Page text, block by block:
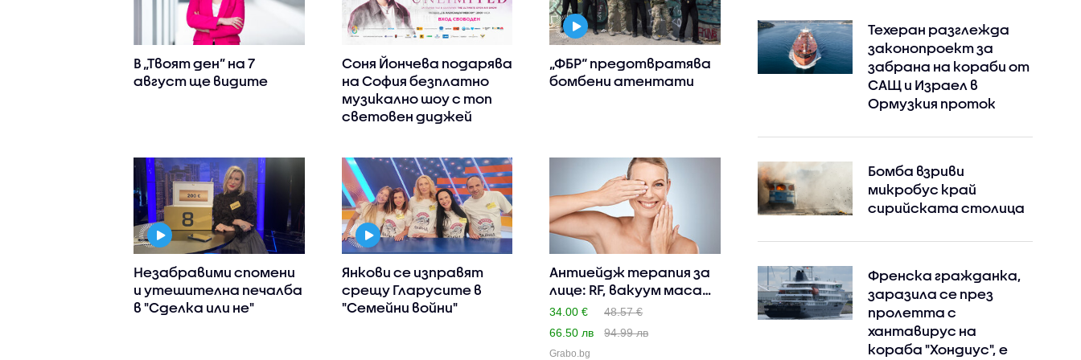
В „Твоят ден” на 7
август ще видите
Соня Йончева подарява
на София безплатно
музикално шоу с топ
световен диджей
„ФБР“ предотвратява
бомбени атентати
Незабравими спомени
и утешителна печалба
в "Сделка или не"
Янкови се изправят
срещу Гларусите в
"Семейни войни"
Антиейдж терапия за
лице: RF, вакуум масаж,
..
34.00 €
48.57 €
66.50 лв
94.99 лв
Grabo.bg
Техеран разглежда
законопроект за
забрана на кораби от
САЩ и Израел в
Ормузкия проток
Бомба взриви
микробус край
сирийската столица
Френска гражданка,
заразила се през
пролетта с
хантавирус на
кораба "Хондиус", е